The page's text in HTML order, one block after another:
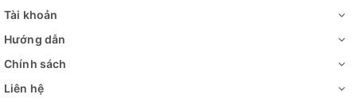
Tài khoản
Hướng dẫn
Chính sách
Liên hệ